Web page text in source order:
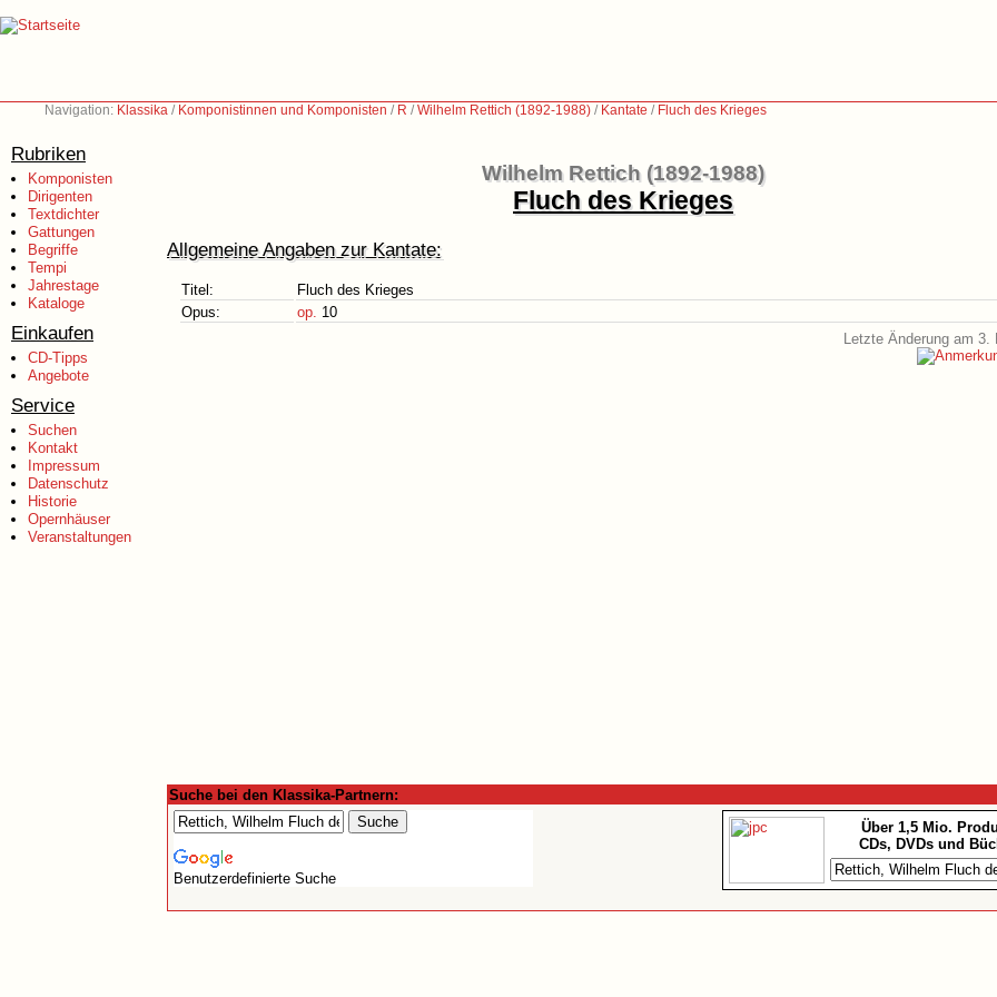
Navigation: Klassika / Komponistinnen und Komponisten / R /Wilhelm Rettich (1892-1988) / Kantate / Fluch des Krieges
Rubriken
Komponisten
Dirigenten
Textdichter
Gattungen
Begriffe
Tempi
Jahrestage
Kataloge
Einkaufen
CD-Tipps
Angebote
Service
Suchen
Kontakt
Impressum
Datenschutz
Historie
Opernhäuser
Veranstaltungen
Wilhelm Rettich (1892-1988)
Fluch des Krieges
Allgemeine Angaben zur Kantate:
Titel:
Fluch des Krieges
Opus:
op. 10
Letzte Änderung am 3.
Suche bei den Klassika-Partnern:
Benutzerdefinierte Suche
Über 1,5 Mio.
CDs, DVDs und